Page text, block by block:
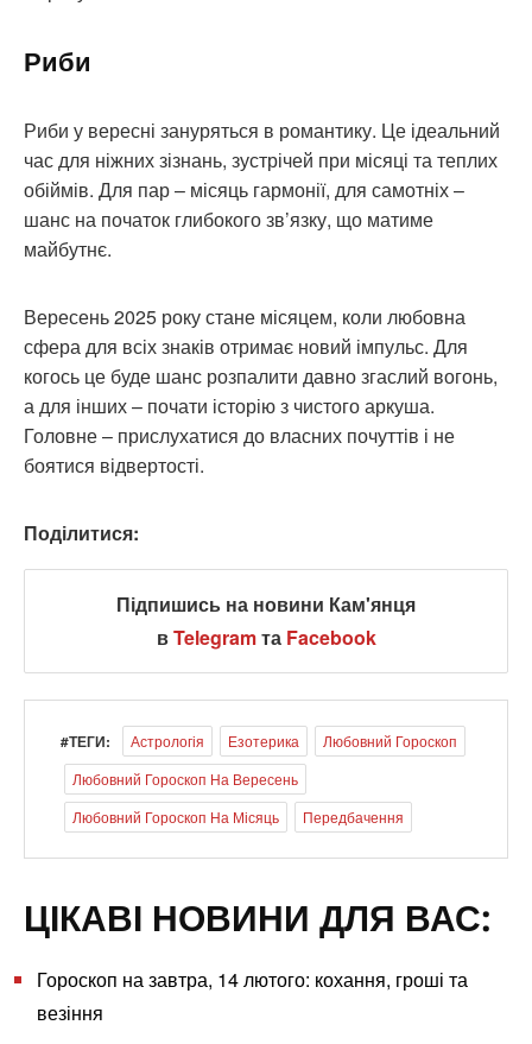
Риби
Риби у вересні зануряться в романтику. Це ідеальний
час для ніжних зізнань, зустрічей при місяці та теплих
обіймів. Для пар – місяць гармонії, для самотніх –
шанс на початок глибокого зв’язку, що матиме
майбутнє.
Вересень 2025 року стане місяцем, коли любовна
сфера для всіх знаків отримає новий імпульс. Для
когось це буде шанс розпалити давно згаслий вогонь,
а для інших – почати історію з чистого аркуша.
Головне – прислухатися до власних почуттів і не
боятися відвертості.
Поділитися:
Підпишись на новини Кам'янця
вTelegramта Facebook
#ТЕГИ: Астрологія Езотерика
Любовний Гороскоп
Любовний Гороскоп На Вересень
Любовний Гороскоп На Місяць
Передбачення
ЦІКАВІ НОВИНИ ДЛЯ ВАС:
Гороскоп на завтра, 14 лютого: кохання, гроші та
везіння